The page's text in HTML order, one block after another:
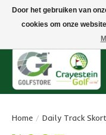
Snelle levering, gratis vanaf
Home / Daily Track
Door het gebruiken van
cookies om onze